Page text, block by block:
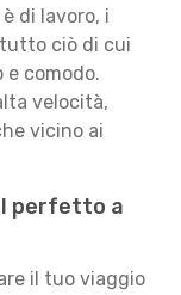
di lavoro, i
ciò di cui
e comodo.
velocità,
vicino ai
perfetto a
il tuo viaggio